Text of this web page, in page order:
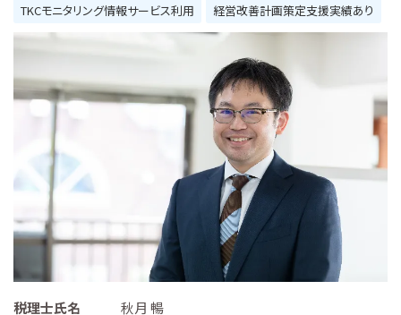
TKCモニタリング情報サービス利用
経営改善計画策定支援実績あり
税理士氏名
秋月 暢